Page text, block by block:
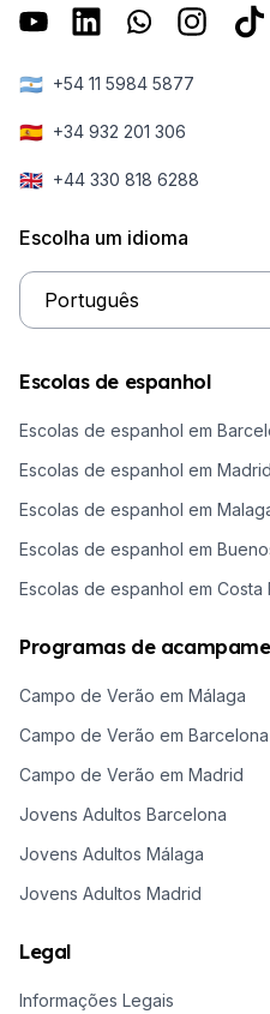
🇦🇷 +54 11 5984 5877
🇪🇸 +34 932 201 306
🇬🇧 +44 330 818 6288
Escolha um idioma
Escolas de espanhol
Escolas de espanhol em
Escolas de espanhol em Madrid
Escolas de espanhol em
Escolas de espanhol em
Escolas de espanhol em Costa
Programas de
Campo de Verão em Málaga
Campo de Verão em Barcelona
Campo de Verão em Madrid
Jovens Adultos Barcelona
Jovens Adultos Málaga
Jovens Adultos Madrid
Legal
Informações Legais